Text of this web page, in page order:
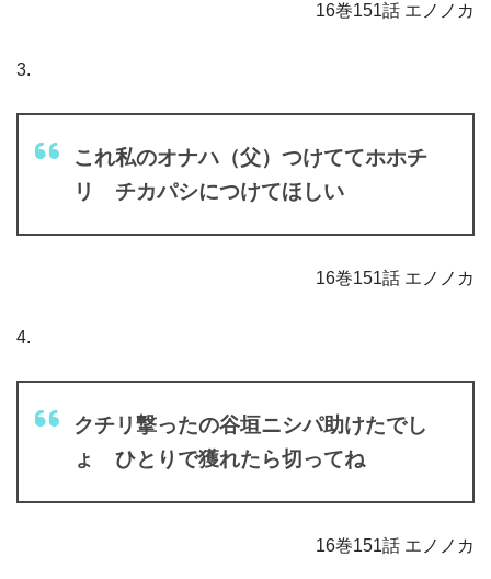
16巻151話 エノノカ
3.
これ私のオナハ（父）つけててホホチ
リ チカパシにつけてほしい
16巻151話 エノノカ
4.
クチリ撃ったの谷垣ニシパ助けたでし
ょ ひとりで獲れたら切ってね
16巻151話 エノノカ